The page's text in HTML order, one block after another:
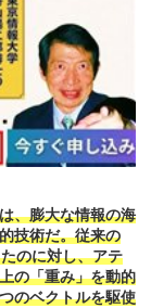
、膨大な情報の海
技術だ。従来の
のに対し、アテ
の「重み」を動的
のベクトルを駆使